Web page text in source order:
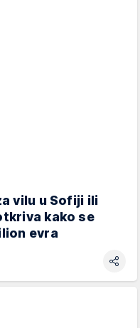
vilu u Sofiji ili
kako se
evra